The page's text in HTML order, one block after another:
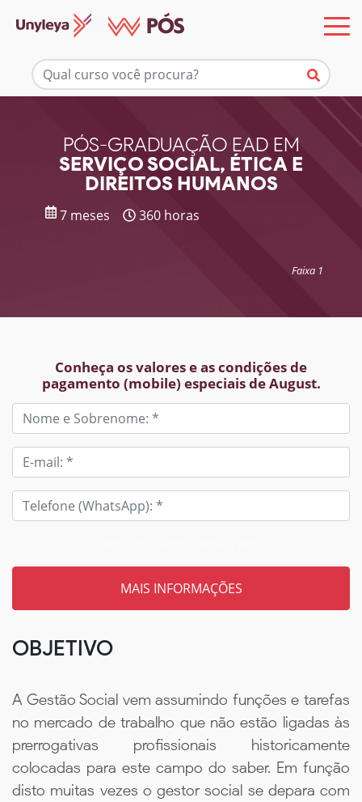
PÓS-GRADUAÇÃO EAD EM
SERVIÇO SOCIAL, ÉTICA E
DIREITOS HUMANOS
7 meses 360 horas
Faixa 1
Conheça os valores e as condições de
pagamento (mobile) especiais de August.
Mais informações
OBJETIVO
A Gestão Social vem assumindo funções e tarefas
no mercado de trabalho que não estão ligadas às
prerrogativas profissionais historicamente
colocadas para este campo do saber. Em função
disto muitas vezes o gestor social se depara com